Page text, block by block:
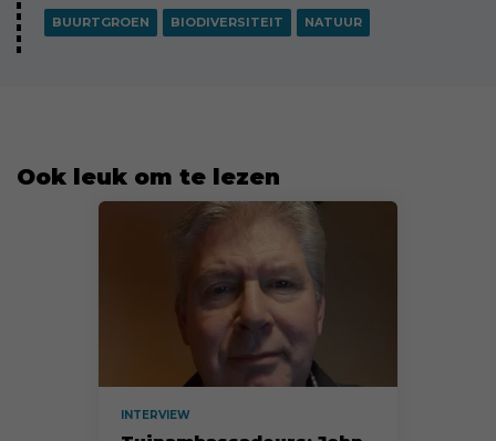
BUURTGROEN BIODIVERSITEIT NATUUR
Ook leuk om te lezen
INTERVIEW